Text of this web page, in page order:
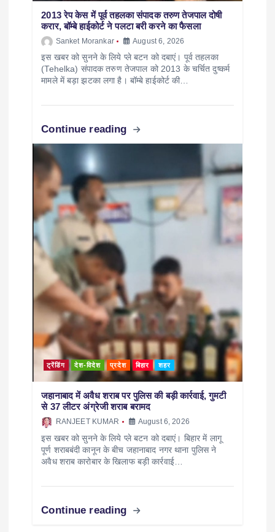
2013 रेप केस में पूर्व तहलका संपादक तरुण तेजपाल दोषी
करार, बॉम्बे हाईकोर्ट ने पलटा बरी करने का फैसला
Sanket Morankar August 6, 2026
इस खबर को सुनने के लिये प्ले बटन को दबाएं। पूर्व तहलका
(Tehelka) संपादक तरुण तेजपाल को 2013 के चर्चित दुष्कर्म
मामले में बड़ा झटका लगा है। बॉम्बे हाईकोर्ट की…
Continue reading
ट्रेंडिंग देश-विदेश प्रदेश बिहार शहर
जहानाबाद में अवैध शराब पर पुलिस की बड़ी कार्रवाई, गुमटी
से 37 लीटर अंग्रेजी शराब बरामद
RANJEET KUMAR August 6, 2026
इस खबर को सुनने के लिये प्ले बटन को दबाएं। बिहार में लागू
पूर्ण शराबबंदी कानून के बीच जहानाबाद नगर थाना पुलिस ने
अवैध शराब कारोबार के खिलाफ बड़ी कार्रवाई…
Continue reading